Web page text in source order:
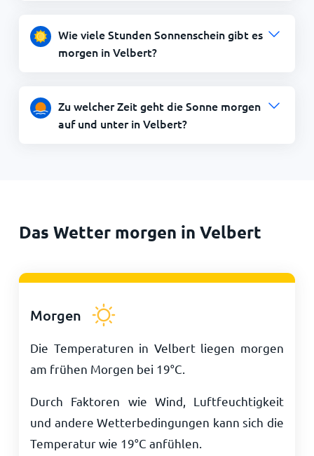
Wie viele Stunden Sonnenschein gibt es
morgen in Velbert?
Zu welcher Zeit geht die Sonne morgen
auf und unter in Velbert?
Das Wetter morgen in Velbert
Morgen
Die Temperaturen in Velbert liegen morgen
am frühen Morgen bei 19°C
Durch Faktoren wie Wind, Luftfeuchtigkeit
und andere Wetterbedingungen kann sich die
Temperatur wie 19°C anfühlen.